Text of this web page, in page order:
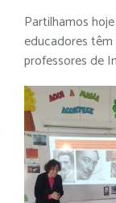
Partilhamos
educadores
professores de